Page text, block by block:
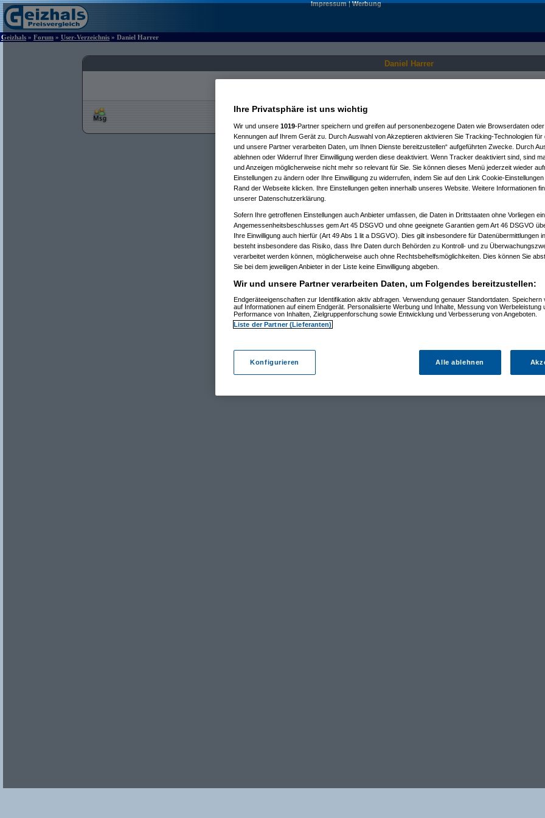
Impressum|Werbung
Geizhals » Forum » User-Verzeichnis » Daniel Harrer
Daniel Harrer
Ihre Privatsphäre ist uns wichtig
Wir und unsere 1019-Partner speichern und greifen auf personenbezogene Daten wie Browserdaten
Kennungen auf Ihrem Gerät zu. Durch Auswahl von Akzeptieren aktivieren Sie Tracking-Technologien für
und unsere Partner verarbeiten Daten, um Ihnen Dienste bereitzustellen“ aufgeführten Zwecke. Durch
ablehnen oder Widerruf Ihrer Einwilligung werden diese deaktiviert. Wenn Tracker deaktiviert sind, sind
und Anzeigen möglicherweise nicht mehr so relevant für Sie. Sie können dieses Menü jederzeit wieder
Einstellungen zu ändern oder Ihre Einwilligung zu widerrufen, indem Sie auf den Link Cookie-
Rand der Webseite klicken. Ihre Einstellungen gelten innerhalb unseres Website. Weitere Informationen
unserer Datenschutzerklärung.
Sofern Ihre getroffenen Einstellungen auch Anbieter umfassen, die Daten in Drittstaaten ohne Vorliegen
Angemessenheitsbeschlusses gem Art 45 DSGVO und ohne geeignete Garantien gem Art 46 DSGVO
Ihre Einwilligung auch hierfür (Art 49 Abs 1 lit a DSGVO). Dies gilt insbesondere für Datenübermittlungen
besteht insbesondere das Risiko, dass Ihre Daten durch Behörden zu Kontroll- und zu
verarbeitet werden können, möglicherweise auch ohne Rechtsbehelfsmöglichkeiten. Dies können Sie
Sie bei dem jeweiligen Anbieter in der Liste keine Einwilligung abgeben.
Wir und unsere Partner verarbeiten Daten, um Folgendes bereitzustellen:
Endgeräteeigenschaften zur Identifikation aktiv abfragen. Verwendung genauer Standortdaten. Speichern
auf Informationen auf einem Endgerät. Personalisierte Werbung und Inhalte, Messung von Werbeleistung
Performance von Inhalten, Zielgruppenforschung sowie Entwicklung und Verbesserung von Angeboten.
Liste der Partner (Lieferanten)
Konfigurieren Alle ablehnen